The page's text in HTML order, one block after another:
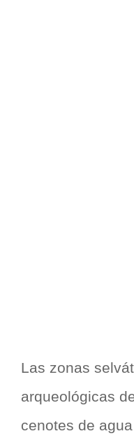
Las zonas
arqueológicas
cenotes de